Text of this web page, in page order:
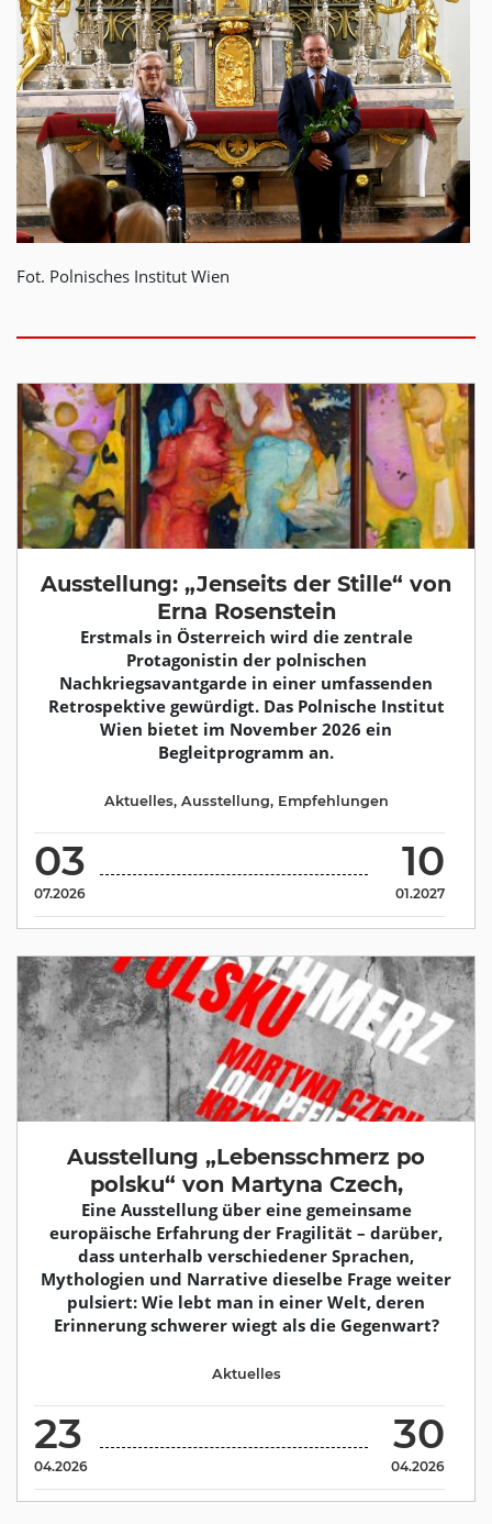
Fot. Polnisches Institut Wien
Ausstellung: „Jenseits der Stille“ von
Erna Rosenstein
Erstmals in Österreich wird die zentrale
Protagonistin der polnischen
Nachkriegsavantgarde in einer umfassenden
Retrospektive gewürdigt. Das Polnische Institut
Wien bietet im November 2026 ein
Begleitprogramm an.
03
07.2026
10
01.2027
Aktuelles, Ausstellung, Empfehlungen
Ausstellung „Lebensschmerz po
polsku“ von Martyna Czech,
Eine Ausstellung über eine gemeinsame
europäische Erfahrung der Fragilität – darüber,
dass unterhalb verschiedener Sprachen,
Mythologien und Narrative dieselbe Frage weiter
pulsiert: Wie lebt man in einer Welt, deren
Erinnerung schwerer wiegt als die Gegenwart?
23
04.2026
30
04.2026
Aktuelles